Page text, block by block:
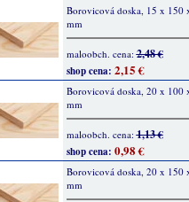
Borovicová doska, 15 x 150
mm
maloobch. cena:2,48 €
shop cena: 2,15 €
Borovicová doska, 20 x 100
mm
maloobch. cena:1,13 €
shop cena: 0,98 €
Borovicová doska, 20 x 150
mm